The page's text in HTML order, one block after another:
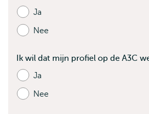
Bevat
verplichte
velden
Ja
Nee
Ik wil dat mijn profiel op de A3C
Bevat
verplichte
velden
Ja
Nee